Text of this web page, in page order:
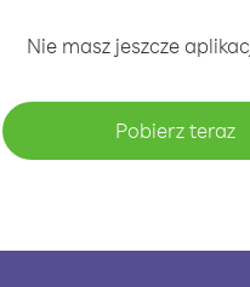
Nie masz jeszcze
Pobierz teraz